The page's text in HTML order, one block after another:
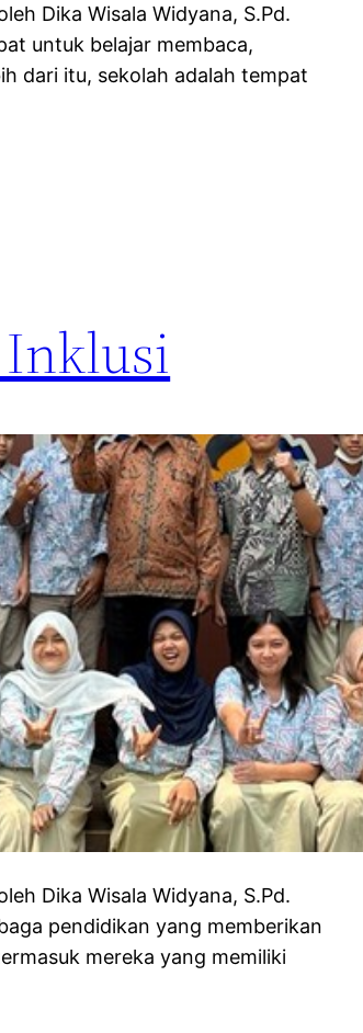
Dika Wisala Widyana, S.Pd.
untuk belajar membaca,
dari itu, sekolah adalah tempat
Inklusi
Dika Wisala Widyana, S.Pd.
pendidikan yang memberikan
mereka yang memiliki